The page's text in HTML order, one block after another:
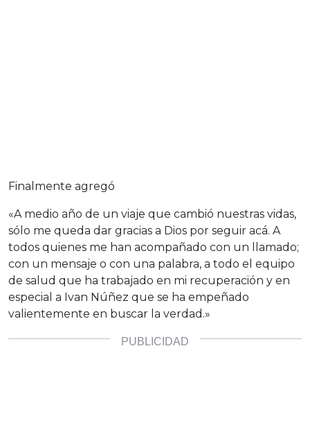
Finalmente agregó
«A medio año de un viaje que cambió nuestras vidas,
sólo me queda dar gracias a Dios por seguir acá. A
todos quienes me han acompañado con un llamado;
con un mensaje o con una palabra, a todo el equipo
de salud que ha trabajado en mi recuperación y en
especial a Ivan Núñez que se ha empeñado
valientemente en buscar la verdad.»